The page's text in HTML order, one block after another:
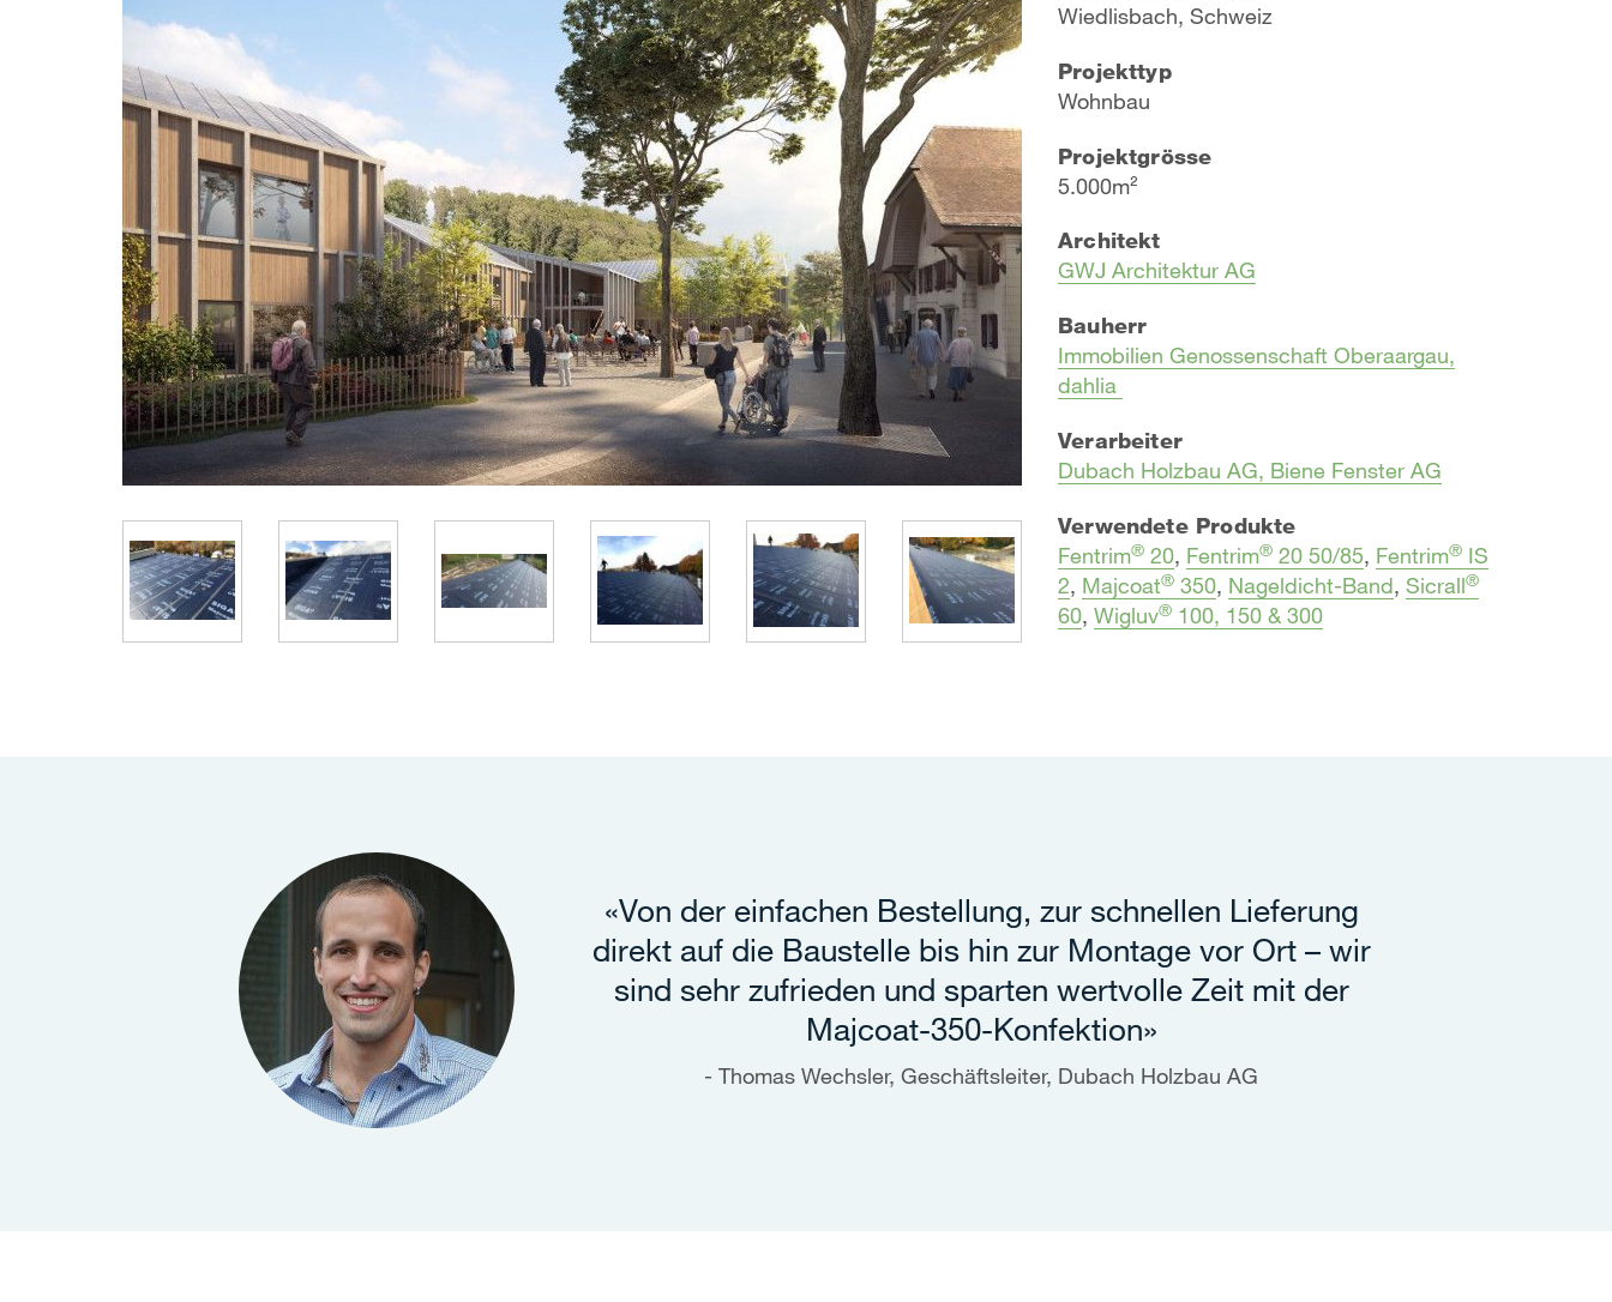
Wiedlisbach, Schweiz
Projekttyp
Wohnbau
Projektgrösse
5.000m²
Architekt
GWJ Architektur AG
Bauherr
Immobilien Genossenschaft Oberaargau,
dahlia
Verarbeiter
Dubach Holzbau AG, Biene Fenster AG
Verwendete Produkte
Fentrim® 20, Fentrim® 20 50/85, Fentrim® IS
2, Majcoat® 350, Nageldicht-Band, Sicrall®
60, Wigluv® 100, 150 & 300
«Von der einfachen Bestellung, zur schnellen Lieferung
direkt auf die Baustelle bis hin zur Montage vor Ort – wir
sind sehr zufrieden und sparten wertvolle Zeit mit der
Majcoat-350-Konfektion»
Thomas Wechsler, Geschäftsleiter, Dubach Holzbau AG